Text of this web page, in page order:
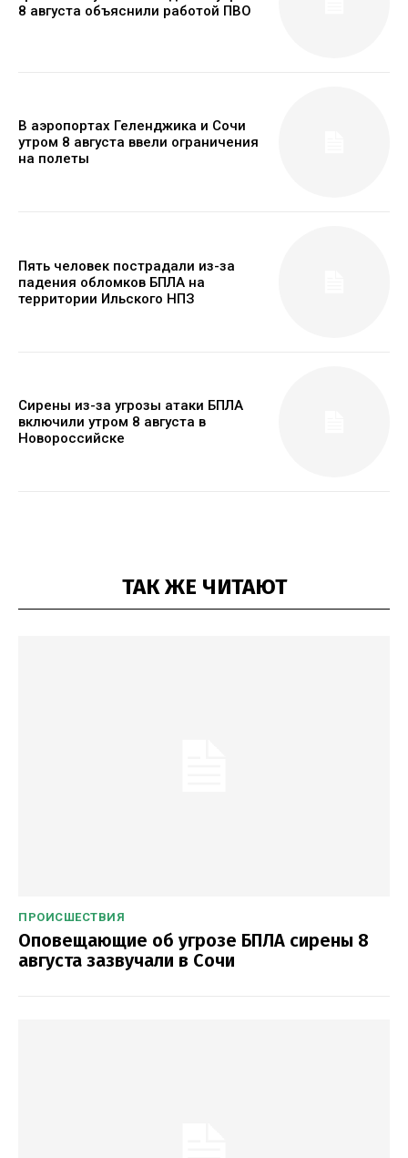
8 августа объяснили работой ПВО
В аэропортах Геленджика и Сочи
утром 8 августа ввели ограничения
на полеты
Пять человек пострадали из-за
падения обломков БПЛА на
территории Ильского НПЗ
Сирены из-за угрозы атаки БПЛА
включили утром 8 августа в
Новороссийске
ТАК ЖЕ ЧИТАЮТ
ПРОИСШЕСТВИЯ
Оповещающие об угрозе БПЛА сирены 8
августа зазвучали в Сочи